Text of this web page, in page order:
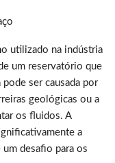
utilizado na indústria
um reservatório que
ser causada por
geológicas ou a
os fluidos. A
a
desafio para os